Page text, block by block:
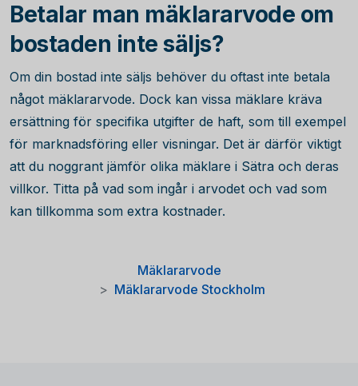
Betalar man mäklararvode om
bostaden inte säljs?
Om din bostad inte säljs behöver du oftast inte betala
något mäklararvode. Dock kan vissa mäklare kräva
ersättning för specifika utgifter de haft, som till exempel
för marknadsföring eller visningar. Det är därför viktigt
att du noggrant jämför olika mäklare i Sätra och deras
villkor. Titta på vad som ingår i arvodet och vad som
kan tillkomma som extra kostnader.
Mäklararvode
Mäklararvode Stockholm